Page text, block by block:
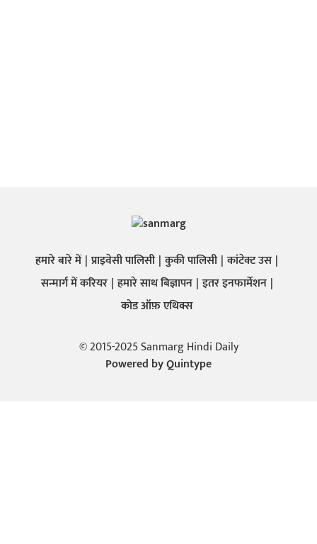
हमारे बारे में प्राइवेसी पालिसी कुकी पालिसी कांटेक्ट उस
सन्मार्ग में करियर हमारे साथ बिज्ञापन इतर इनफार्मेशन
कोड ऑफ़ एथिक्स
© 2015-2025 Sanmarg Hindi Daily
Powered byQuintype